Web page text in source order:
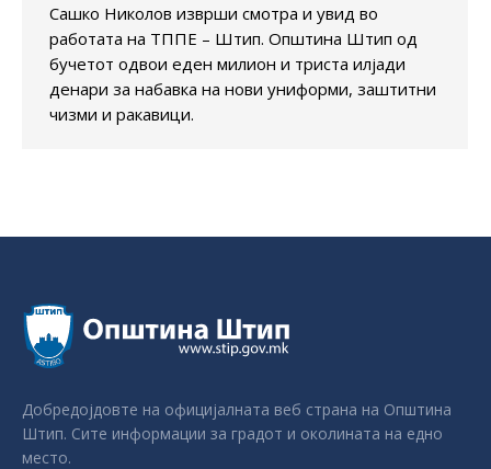
Сашко Николов изврши смотра и увид во
работата на ТППЕ – Штип. Општина Штип од
бучетот одвои еден милион и триста илјади
денари за набавка на нови униформи, заштитни
чизми и ракавици.
Добредојдовте на официјалната веб страна на Општина
Штип. Сите информации за градот и околината на едно
место.